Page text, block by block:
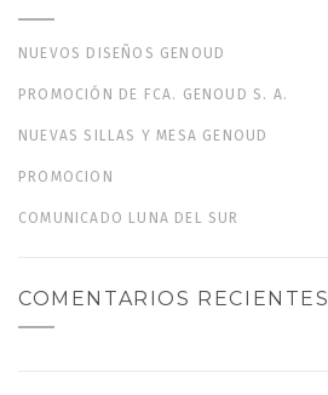
NUEVOS DISEÑOS GENOUD
PROMOCIÓN DE FCA. GENOUD S. A.
NUEVAS SILLAS Y MESA GENOUD
PROMOCION
COMUNICADO LUNA DEL SUR
COMENTARIOS RECIENTES